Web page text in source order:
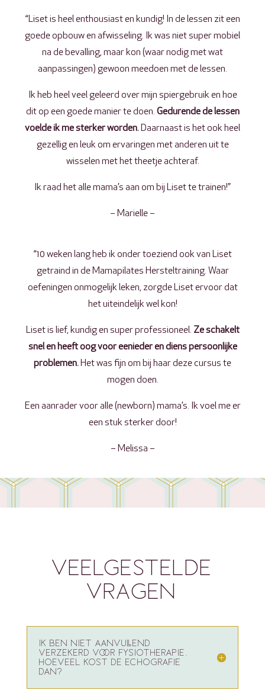
“Liset is heel enthousiast en kundig! In de lessen zit een
goede opbouw en afwisseling. Ik was niet super mobiel
na de bevalling, maar kon (waar nodig met wat
aanpassingen) gewoon meedoen met de lessen.
Ik heb heel veel geleerd over mijn spiergebruik en hoe
dit op een goede manier te doen. Gedurende de lessen
voelde ik me sterker worden.Daarnaast is het ook heel
gezellig en leuk om ervaringen met anderen uit te
wisselen met het theetje achteraf.
Ik raad het alle mama’s aan om bij Liset te trainen!”
– Marielle –
“10 weken lang heb ik onder toeziend ook van Liset
getraind in de Mamapilates Hersteltraining. Waar
oefeningen onmogelijk leken, zorgde Liset ervoor dat
het uiteindelijk wel kon!
Liset is lief, kundig en super professioneel. Ze schakelt
snel en heeft oog voor eenieder en diens persoonlijke
problemen.Het was fijn om bij haar deze cursus te
mogen doen.
Een aanrader voor alle (newborn) mama’s. Ik voel me er
een stuk sterker door!
– Melissa –
VEELGESTELDE
VRAGEN
IK BEN NIET AANVULLEND
VERZEKERD VOOR FYSIOTHERAPIE.
HOEVEEL KOST DE ECHOGRAFIE
DAN?